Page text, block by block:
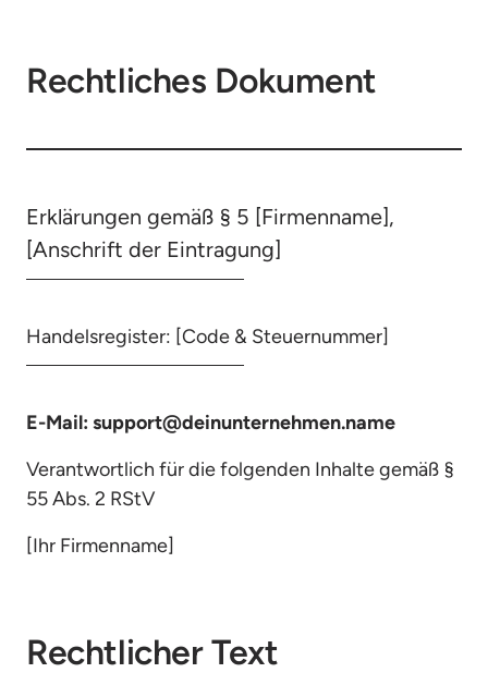
Rechtliches Dokument
Erklärungen gemäß § 5 [Firmenname],
[Anschrift der Eintragung]
Handelsregister: [Code & Steuernummer]
E-Mail: support@deinunternehmen.name
Verantwortlich für die folgenden Inhalte gemäß §
55 Abs. 2 RStV
[Ihr Firmenname]
Rechtlicher Text